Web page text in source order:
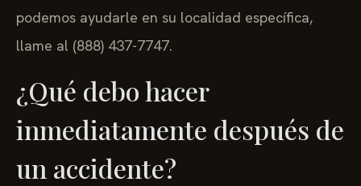
podemos ayudarle en su localidad específica,
llame al (888) 437-7747.
¿Qué debo hacer
inmediatamente después de
un accidente?